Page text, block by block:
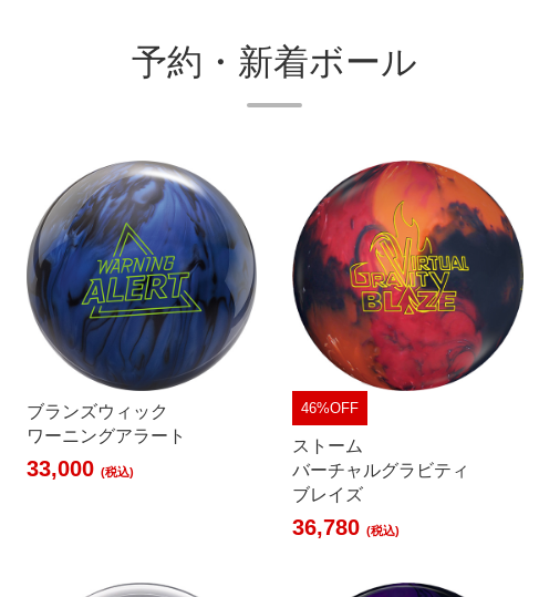
予約・新着ボール
ブランズウィック
ワーニングアラート
33,000 (税込)
46%OFF
ストーム
バーチャルグラビティ
ブレイズ
36,780 (税込)